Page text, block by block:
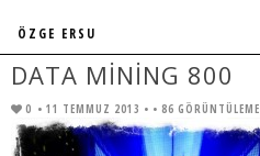
DATA MINING 800
0 • 11 TEMMUZ 2013 • • 86 GÖRÜNTÜLEME
ÖZGE ERSU